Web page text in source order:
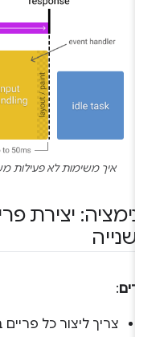
איך משימות לא פעילות